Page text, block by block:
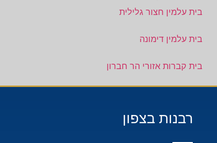
בית עלמין חצור גלילית
בית עלמין דימונה
בית קברות אזורי הר חברון
רבנות בצפון